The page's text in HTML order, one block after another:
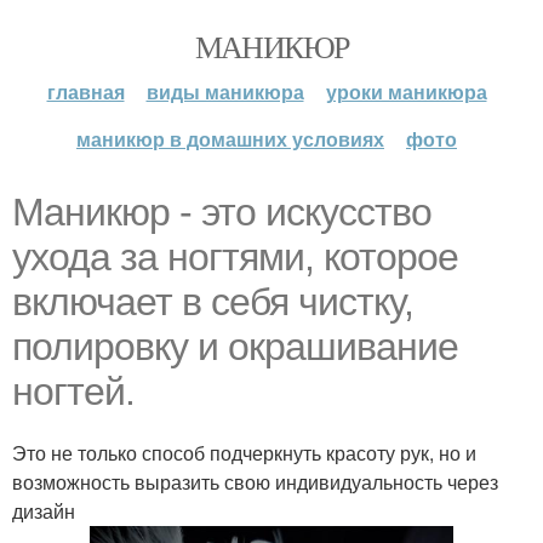
МАНИКЮР
главная виды маникюра
уроки маникюра
маникюр в домашних условиях
фото
Маникюр - это искусство
ухода за ногтями, которое
включает в себя чистку,
полировку и окрашивание
ногтей.
Это не только способ подчеркнуть красоту рук, но и
возможность выразить свою индивидуальность через
дизайн